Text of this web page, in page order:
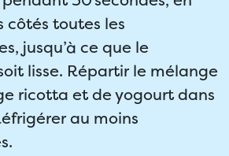
côtés toutes les
jusqu’à ce que le
lisse. Répartir le mélange
ricotta et de yogourt dans
au moins